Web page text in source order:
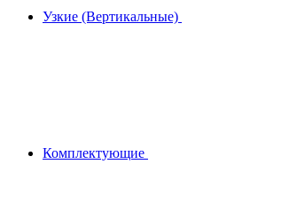
Узкие (Вертикальные)
Комплектующие